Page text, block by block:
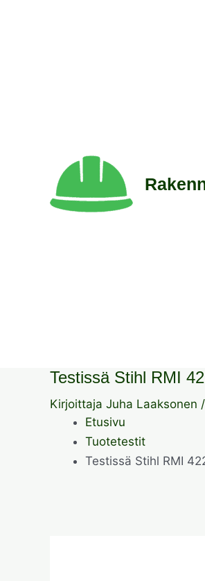
Testissä Stihl RMI
Kirjoittaja Juha Laaksonen /
Etusivu
Tuotetestit
Testissä Stihl RMI